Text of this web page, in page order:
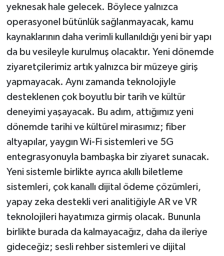
yeknesak hale gelecek. Böylece yalnızca
operasyonel bütünlük sağlanmayacak, kamu
kaynaklarının daha verimli kullanıldığı yeni bir yapı
da bu vesileyle kurulmuş olacaktır. Yeni dönemde
ziyaretçilerimiz artık yalnızca bir müzeye giriş
yapmayacak. Aynı zamanda teknolojiyle
desteklenen çok boyutlu bir tarih ve kültür
deneyimi yaşayacak. Bu adım, attığımız yeni
dönemde tarihi ve kültürel mirasımız; fiber
altyapılar, yaygın Wi-Fi sistemleri ve 5G
entegrasyonuyla bambaşka bir ziyaret sunacak.
Yeni sistemle birlikte ayrıca akıllı biletleme
sistemleri, çok kanallı dijital ödeme çözümleri,
yapay zeka destekli veri analitiğiyle AR ve VR
teknolojileri hayatımıza girmiş olacak. Bununla
birlikte burada da kalmayacağız, daha da ileriye
gideceğiz; sesli rehber sistemleri ve dijital